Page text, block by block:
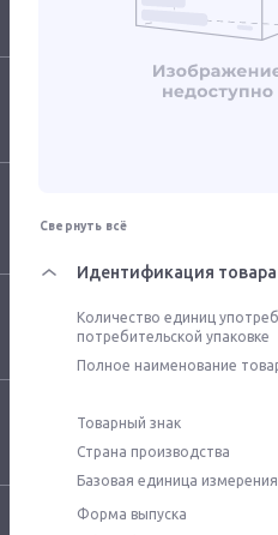
Свернуть всё
Идентификация товара
Количество единиц
потребительской упаковке
Полное наименование
Товарный знак
Страна производства
Базовая единица измерения
Форма выпуска